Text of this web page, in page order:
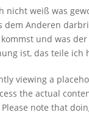
nicht weiß was
dem Anderen
kommst und was
ist, das teile ich
viewing a
the actual
note that